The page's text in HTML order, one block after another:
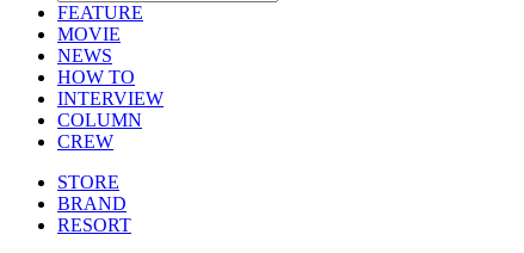
FEATURE
MOVIE
NEWS
HOW TO
INTERVIEW
COLUMN
CREW
STORE
BRAND
RESORT